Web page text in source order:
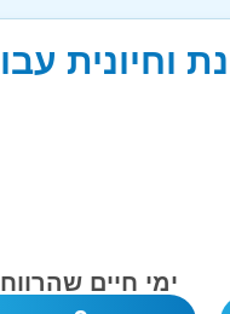
וחיונית
ימי חיים